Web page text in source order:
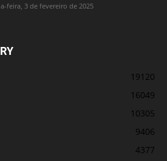
feira, 3 de fevereiro de 2025
19120
16049
10305
9406
4377